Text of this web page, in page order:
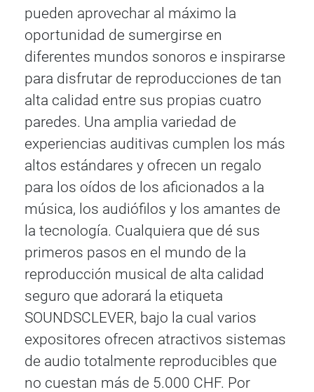
pueden aprovechar al máximo la
oportunidad de sumergirse en
diferentes mundos sonoros e inspirarse
para disfrutar de reproducciones de tan
alta calidad entre sus propias cuatro
paredes. Una amplia variedad de
experiencias auditivas cumplen los más
altos estándares y ofrecen un regalo
para los oídos de los aficionados a la
música, los audiófilos y los amantes de
la tecnología. Cualquiera que dé sus
primeros pasos en el mundo de la
reproducción musical de alta calidad
seguro que adorará la etiqueta
SOUNDSCLEVER, bajo la cual varios
expositores ofrecen atractivos sistemas
de audio totalmente reproducibles que
no cuestan más de 5.000 CHF. Por